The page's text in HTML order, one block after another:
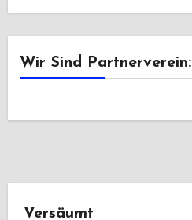
Wir Sind Partnerverein:
Versäumt